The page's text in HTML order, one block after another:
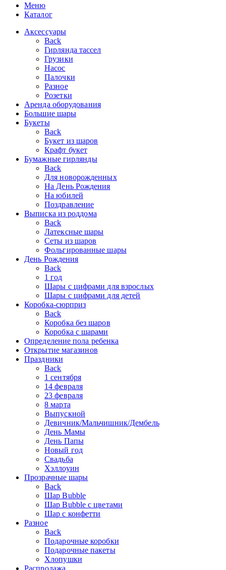
Меню
Каталог
Аксессуары
Back
Гирлянда тассел
Грузики
Насос
Палочки
Разное
Розетки
Аренда оборудования
Большие шары
Букеты
Back
Букет из шаров
Крафт букет
Бумажные гирлянды
Back
Для новорожденных
На День Рождения
На юбилей
Поздравление
Выписка из роддома
Back
Латексные шары
Сеты из шаров
Фольгированные шары
День Рождения
Back
1 год
Шары с цифрами для взрослых
Шары с цифрами для детей
Коробка-сюрприз
Back
Коробка без шаров
Коробка с шарами
Определение пола ребенка
Открытие магазинов
Праздники
Back
1 сентября
14 февраля
23 февраля
8 марта
Выпускной
Девичник/Мальчишник/Дембель
День Мамы
День Папы
Новый год
Свадьба
Хэллоуин
Прозрачные шары
Back
Шар Bubble
Шар Bubble с цветами
Шар с конфетти
Разное
Back
Подарочные коробки
Подарочные пакеты
Хлопушки
Распродажа